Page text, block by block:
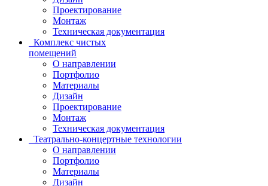
Проектирование
Монтаж
Техническая документация
Комплекс чистых
помещений
О направлении
Портфолио
Материалы
Дизайн
Проектирование
Монтаж
Техническая документация
Театрально-концертные технологии
О направлении
Портфолио
Материалы
Дизайн